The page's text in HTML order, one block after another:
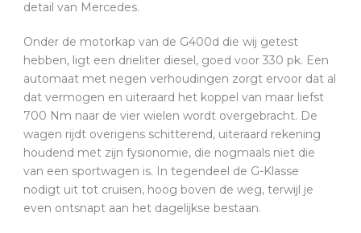
detail van Mercedes.
Onder de motorkap van de G400d die wij getest
hebben, ligt een drieliter diesel, goed voor 330 pk. Een
automaat met negen verhoudingen zorgt ervoor dat al
dat vermogen en uiteraard het koppel van maar liefst
700 Nm naar de vier wielen wordt overgebracht. De
wagen rijdt overigens schitterend, uiteraard rekening
houdend met zijn fysionomie, die nogmaals niet die
van een sportwagen is. In tegendeel de G-Klasse
nodigt uit tot cruisen, hoog boven de weg, terwijl je
even ontsnapt aan het dagelijkse bestaan.